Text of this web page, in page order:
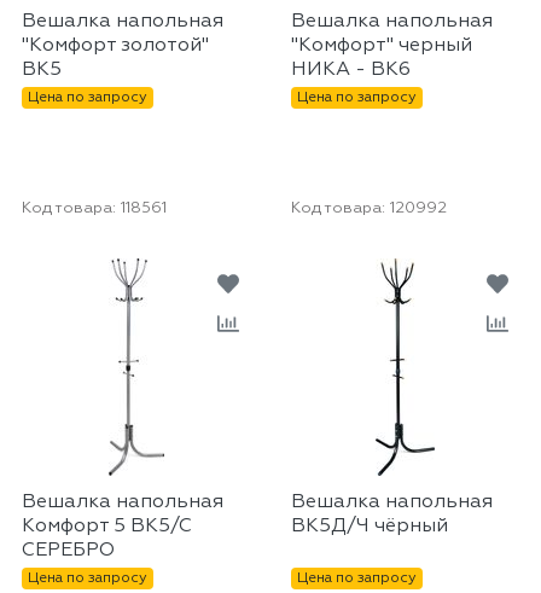
Вешалка напольная
"Комфорт золотой"
ВК5
Цена по запросу
Вешалка напольная
"Комфорт" черный
НИКА - ВК6
Цена по запросу
Код товара: 118561
Вешалка напольная
Комфорт 5 ВК5/С
СЕРЕБРО
Цена по запросу
Код товара: 120992
Вешалка напольная
ВК5Д/Ч чёрный
Цена по запросу